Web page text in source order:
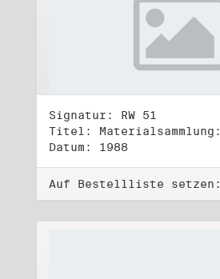
Signatur: RW 51
Datum: 1988
Auf Bestellliste setzen: